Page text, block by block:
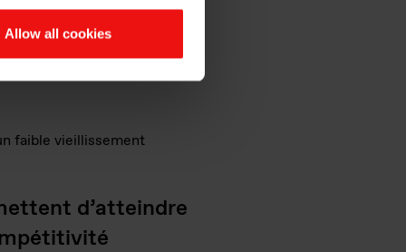
Allow all cookies
(rayons UV, ozone,
faible vieillissement
d’atteindre